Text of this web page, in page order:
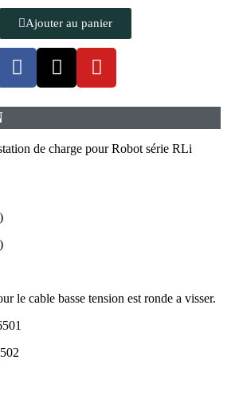
Ajouter au panier
de charge pour Robot série RLi
le cable basse tension est ronde a visser.